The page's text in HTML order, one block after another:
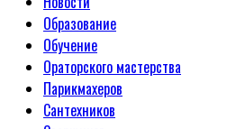
Образование
Обучение
Ораторского мастерства
Парикмахеров
Сантехников